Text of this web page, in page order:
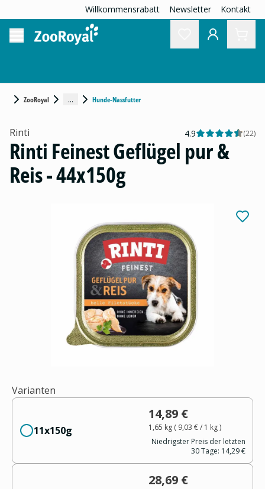
Willkommensrabatt Newsletter Kontakt
ZooRoyal ... Hunde-Nassfutter
Rinti 4.9 (22)
Rinti Feinest Geflügel pur &
Reis - 44x150g
Varianten
11x150g
14,89 €
1,65 kg( 9,03 €/ 1 kg)
Niedrigster Preis der letzten
30 Tage: 14,29 €
28,69 €